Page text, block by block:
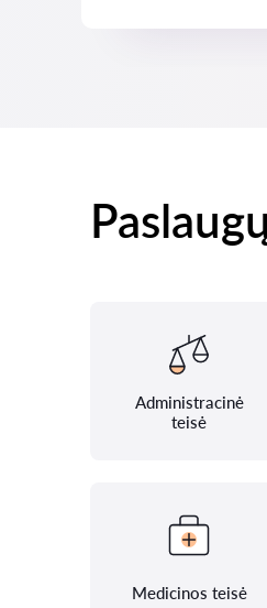
Administracinė
teisė
Medicinos teisė